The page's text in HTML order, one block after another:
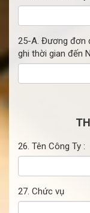
25-A. Đương đơn
ghi thời gian đến
26. Tên Công Ty :
27. Chức vụ